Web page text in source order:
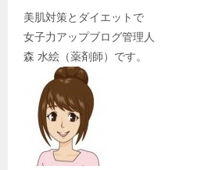
美肌対策とダイエットで
女子力アップブログ管理人
森 水絵（薬剤師）です。